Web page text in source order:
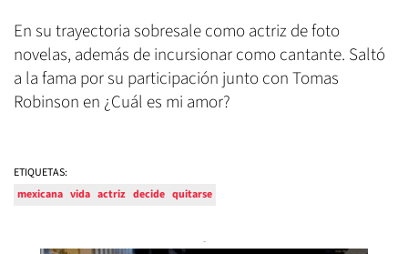
En su trayectoria sobresale como actriz de foto
novelas, además de incursionar como cantante. Saltó
a la fama por su participación junto con Tomas
Robinson en ¿Cuál es mi amor?
ETIQUETAS:
mexicana vida actriz decide quitarse